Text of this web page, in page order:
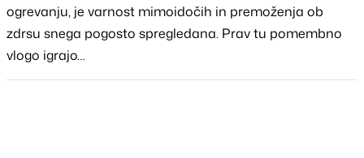
ogrevanju, je varnost mimoidočih in premoženja ob
zdrsu snega pogosto spregledana. Prav tu pomembno
vlogo igrajo…